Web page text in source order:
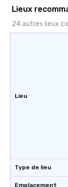
Lieux
24 autres lieux
Lieu
Type de lieu
Emplacement